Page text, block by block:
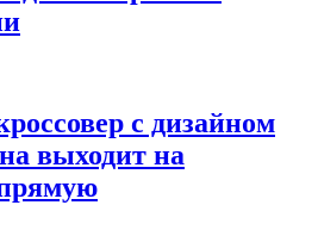
с дизайном
выходит на